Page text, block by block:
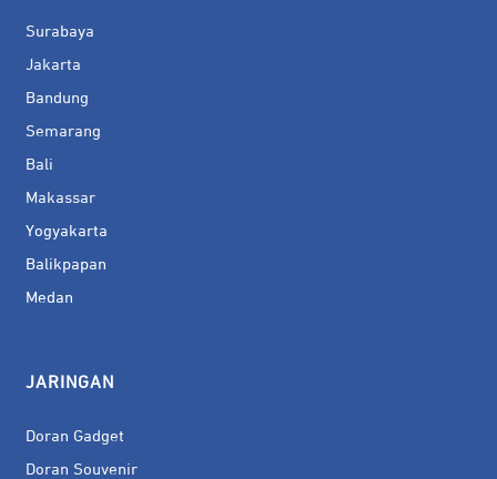
Surabaya
Jakarta
Bandung
Semarang
Bali
Makassar
Yogyakarta
Balikpapan
Medan
JARINGAN
Doran Gadget
Doran Souvenir